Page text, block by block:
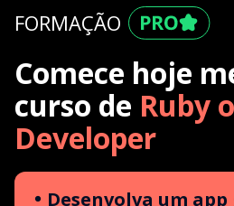
FORMAÇÃO
Comece hoje
curso de Ruby
Developer
Desenvolva um